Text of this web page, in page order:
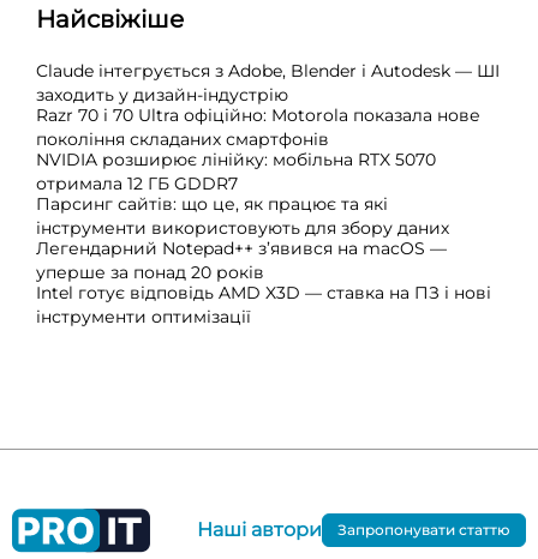
Найсвіжіше
Claude інтегрується з Adobe, Blender і Autodesk — ШІ
заходить у дизайн-індустрію
Razr 70 і 70 Ultra офіційно: Motorola показала нове
покоління складаних смартфонів
NVIDIA розширює лінійку: мобільна RTX 5070
отримала 12 ГБ GDDR7
Парсинг сайтів: що це, як працює та які
інструменти використовують для збору даних
Легендарний Notepad++ з’явився на macOS —
уперше за понад 20 років
Intel готує відповідь AMD X3D — ставка на ПЗ і нові
інструменти оптимізації
Наші автори Запропонувати статтю